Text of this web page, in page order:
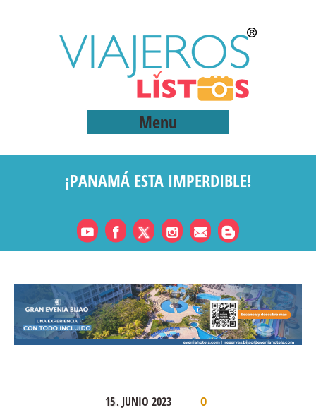
Menu
¡PANAMÁ ESTA IMPERDIBLE!
15. JUNIO 2023 0